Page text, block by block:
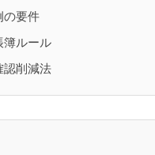
の要件
簿ルール
認削減法